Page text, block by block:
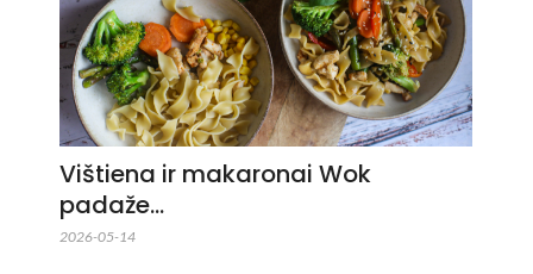
Vištiena ir makaronai Wok
padaže…
2026-05-14